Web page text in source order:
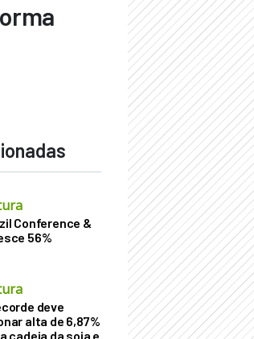
Conference &
56%
deve
alta de 6,87%
cadeia da soja e